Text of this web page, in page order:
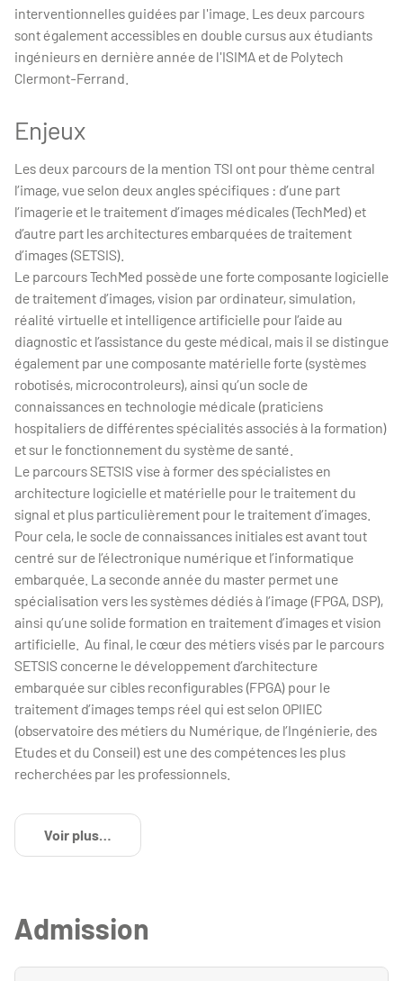
interventionnelles guidées par l'image. Les deux parcours
sont également accessibles en double cursus aux étudiants
ingénieurs en dernière année de l'ISIMA et de Polytech
Clermont-Ferrand.
Enjeux
Les deux parcours de la mention TSI ont pour thème central
l’image, vue selon deux angles spécifiques : d’une part
l’imagerie et le traitement d’images médicales (TechMed) et
d’autre part les architectures embarquées de traitement
d’images (SETSIS).
Le parcours TechMed possède une forte composante logicielle
de traitement d’images, vision par ordinateur, simulation,
réalité virtuelle et intelligence artificielle pour l’aide au
diagnostic et l’assistance du geste médical, mais il se distingue
également par une composante matérielle forte (systèmes
robotisés, microcontroleurs), ainsi qu’un socle de
connaissances en technologie médicale (praticiens
hospitaliers de différentes spécialités associés à la formation)
et sur le fonctionnement du système de santé.
Le parcours SETSIS vise à former des spécialistes en
architecture logicielle et matérielle pour le traitement du
signal et plus particulièrement pour le traitement d’images.
Pour cela, le socle de connaissances initiales est avant tout
centré sur de l’électronique numérique et l’informatique
embarquée. La seconde année du master permet une
spécialisation vers les systèmes dédiés à l’image (FPGA, DSP),
ainsi qu’une solide formation en traitement d’images et vision
artificielle. Au final, le cœur des métiers visés par le parcours
SETSIS concerne le développement d’architecture
embarquée sur cibles reconfigurables (FPGA) pour le
traitement d’images temps réel qui est selon OPIIEC
(observatoire des métiers du Numérique, de l’Ingénierie, des
Etudes et du Conseil) est une des compétences les plus
recherchées par les professionnels.
Voir plusde détails
Admission